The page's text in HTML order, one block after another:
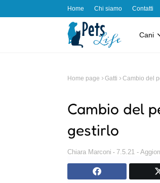
Home Chi siamo Contatti
Cani
Home page Gatti Cambio del
Cambio del
gestirlo
Chiara Marconi 7.5.21 -